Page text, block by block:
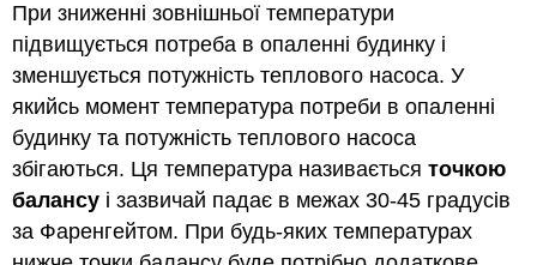
При зниженні зовнішньої температури
підвищується потреба в опаленні будинку і
зменшується потужність теплового насоса. У
якийсь момент температура потреби в опаленні
будинку та потужність теплового насоса
збігаються. Ця температура називаєтьсяточкою
балансу і зазвичай падає в межах 30-45 градусів
за Фаренгейтом. При будь-яких температурах